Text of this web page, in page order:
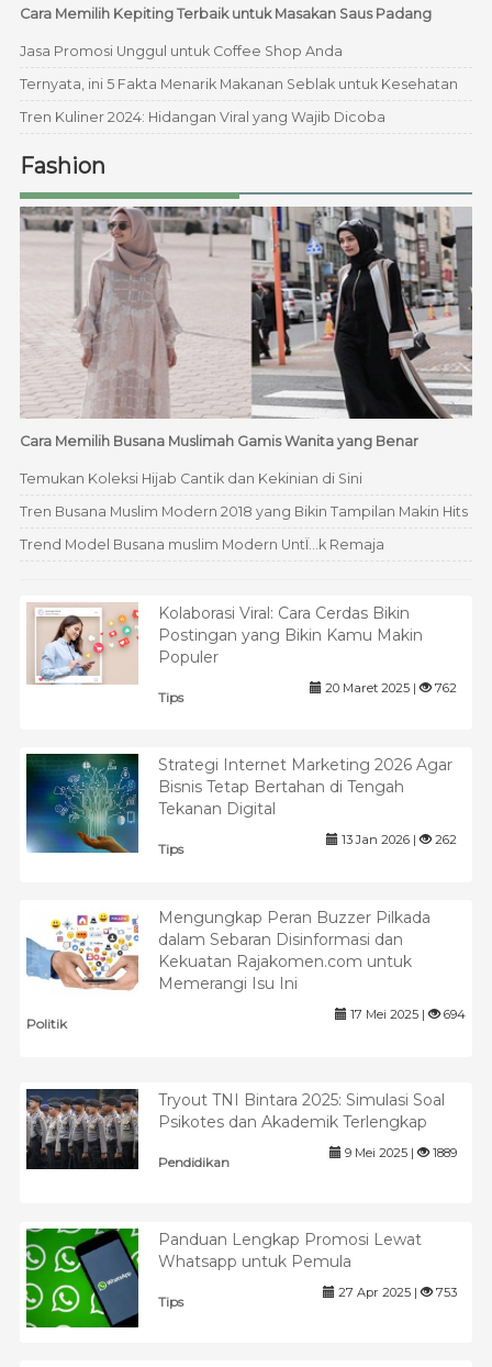
Cara Memilih Kepiting Terbaik untuk Masakan Saus Padang
Jasa Promosi Unggul untuk Coffee Shop Anda
Ternyata, ini 5 Fakta Menarik Makanan Seblak untuk Kesehatan
Tren Kuliner 2024: Hidangan Viral yang Wajib Dicoba
Fashion
Cara Memilih Busana Muslimah Gamis Wanita yang Benar
Temukan Koleksi Hijab Cantik dan Kekinian di Sini
Tren Busana Muslim Modern 2018 yang Bikin Tampilan Makin Hits
Trend Model Busana muslim Modern UntÏ…k Remaja
Kolaborasi Viral: Cara Cerdas Bikin
Postingan yang Bikin Kamu Makin
Populer
Tips
20 Maret 2025 | 762
Strategi Internet Marketing 2026 Agar
Bisnis Tetap Bertahan di Tengah
Tekanan Digital
Tips
13 Jan 2026 | 262
Mengungkap Peran Buzzer Pilkada
dalam Sebaran Disinformasi dan
Kekuatan Rajakomen.com untuk
Memerangi Isu Ini
Politik
17 Mei 2025 | 694
Tryout TNI Bintara 2025: Simulasi Soal
Psikotes dan Akademik Terlengkap
Pendidikan
9 Mei 2025 | 1889
Panduan Lengkap Promosi Lewat
Whatsapp untuk Pemula
Tips
27 Apr 2025 | 753